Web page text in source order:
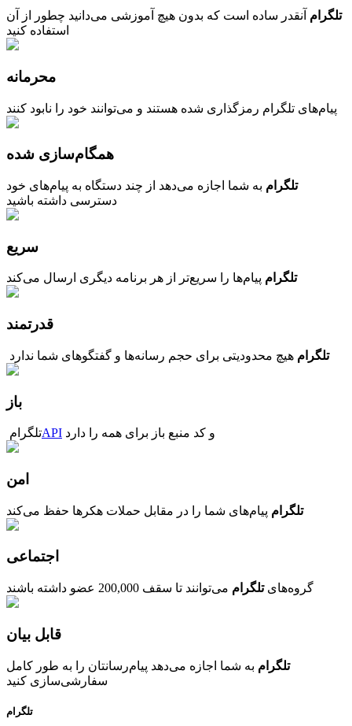
تلگرام آنقدر ساد‌ه است که بدون هیچ آموزشی می‌دانید چطور از آن
استفاده کنید
محرمانه
پیام‌های تلگرام رمزگذاری شده هستند و می‌توانند خود را نابود کنند
همگام‌سازی شده
تلگرام به شما اجازه می‌دهد از چند دستگاه به پیام‌های خود
دسترسی داشته باشید
سریع
تلگرام پیام‌ها را سریع‌تر از هر برنامه دیگری ارسال می‌کند
قدرتمند
تلگرام هیچ محدودیتی برای حجم رسانه‌ها و گفتگوهای شما ندارد‏ ‏
باز
‏تلگرام‏‏API و کد منبع باز برای همه‏ را دارد‏‏
امن
تلگرام پیام‌های شما را در مقابل حملات هکرها حفظ می‌کند
اجتماعی
گروه‌هایتلگرام می‌توانند تا سقف 200,000 عضو داشته باشند
قابل بیان
تلگرام به شما اجازه می‌دهد پیام‌رسانتان را به طور کامل
سفارشی‌سازی کنید
تلگرام